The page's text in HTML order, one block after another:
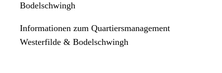
Bodelschwingh
Informationen zum Quartiersmanagement
Westerfilde & Bodelschwingh